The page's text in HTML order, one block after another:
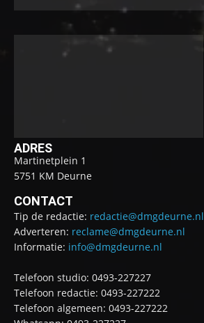
ADRES
Martinetplein 1
5751 KM Deurne
CONTACT
Tip de redactie: redactie@dmgdeurne.nl
Adverteren: reclame@dmgdeurne.nl
Informatie: info@dmgdeurne.nl
Telefoon studio: 0493-227227
Telefoon redactie: 0493-227222
Telefoon algemeen: 0493-227222